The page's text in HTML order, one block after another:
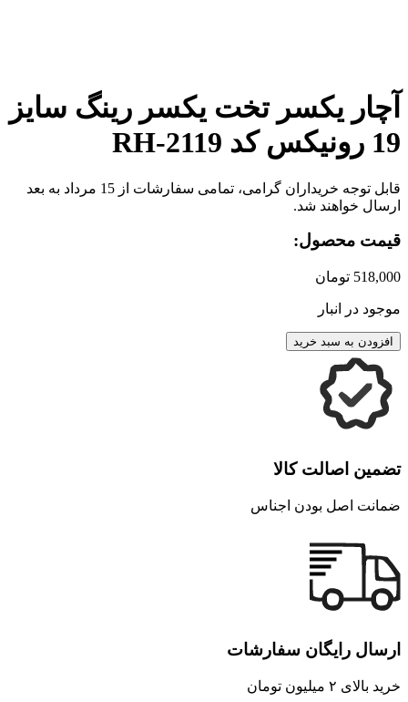
آچار یکسر تخت یکسر رینگ سایز
19 رونیکس کد RH-2119
قابل توجه خریداران گرامی، تمامی سفارشات از 15 مرداد به بعد
ارسال خواهند شد.
قیمت محصول:
518,000 تومان
موجود در انبار
افزودن به سبد خرید
تضمین اصالت کالا
ضمانت اصل بودن اجناس
ارسال رایگان سفارشات
خرید بالای ۲ میلیون تومان